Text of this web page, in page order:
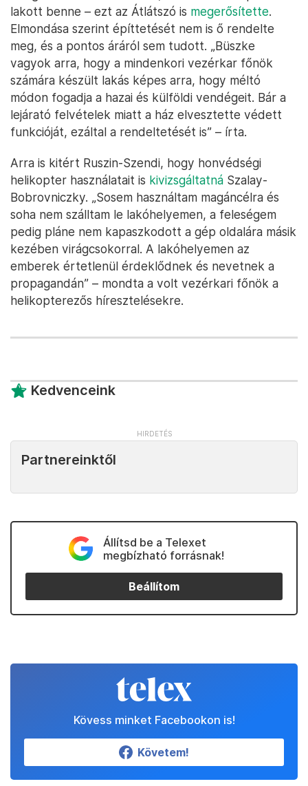
lakott benne – ezt az Átlátszó is megerősítette.
Elmondása szerint építtetését nem is ő rendelte
meg, és a pontos áráról sem tudott. „Büszke
vagyok arra, hogy a mindenkori vezérkar főnök
számára készült lakás képes arra, hogy méltó
módon fogadja a hazai és külföldi vendégeit. Bár a
lejárató felvételek miatt a ház elvesztette védett
funkcióját, ezáltal a rendeltetését is” – írta.
Arra is kitért Ruszin-Szendi, hogy honvédségi
helikopter használatait is kivizsgáltatná Szalay-
Bobrovniczky. „Sosem használtam magáncélra és
soha nem szálltam le lakóhelyemen, a feleségem
pedig pláne nem kapaszkodott a gép oldalára másik
kezében virágcsokorral. A lakóhelyemen az
emberek értetlenül érdeklődnek és nevetnek a
propagandán” – mondta a volt vezérkari főnök a
helikopterezős híresztelésekre.
Kedvenceink
Partnereinktől
Állítsd be a Telexet
megbízható forrásnak!
Beállítom
Kövess minket Facebookon is!
Követem!